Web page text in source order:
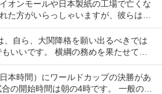
オンモールや日本製紙の工場で亡くな
た方がいらっしゃいますが、彼らは皆
のような場合、労災になる...
、自ら、大関降格を願い出るべきでは
いいです。 横綱の務めを果たせてな
見込みもないのだ...
本時間）にワールドカップの決勝があ
の開始時間は朝の4時です。 一般の人